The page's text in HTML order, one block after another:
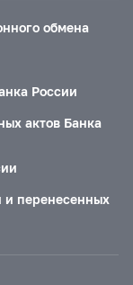
обмена
России
актов Банка
и перенесенных